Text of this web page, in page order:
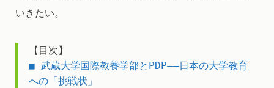
いきたい。
【目次】
■ 武蔵大学国際教養学部とPDP――日本の大学教育
への「挑戦状」